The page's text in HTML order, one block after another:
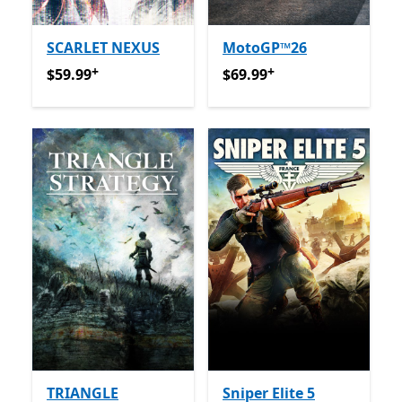
SCARLET NEXUS
$59.99የመተግበሪያ ግብይቶች ውስጥ ግብዣ ቀርቧል
$59.99+
MotoGP™26
$69.99የመተግበሪያ ግብይቶች
$69.99+
TRIANGLE
Sniper Elite 5